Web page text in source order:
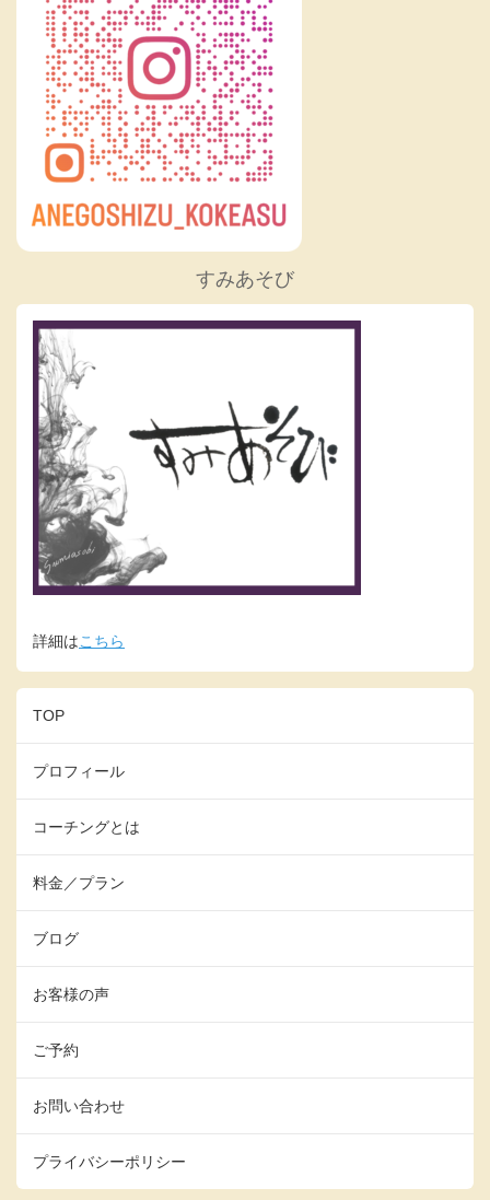
すみあそび
詳細はこちら
TOP
プロフィール
コーチングとは
料金／プラン
ブログ
お客様の声
ご予約
お問い合わせ
プライバシーポリシー